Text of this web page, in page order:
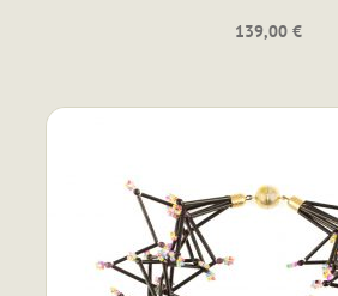
139,00 €